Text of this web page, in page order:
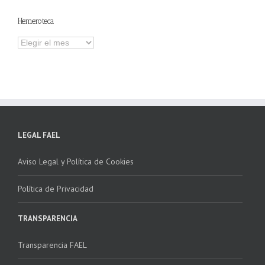
Hemeroteca
Hemeroteca
LEGAL FAEL
Aviso Legal y Política de Cookies
Política de Privacidad
TRANSPARENCIA
Transparencia FAEL